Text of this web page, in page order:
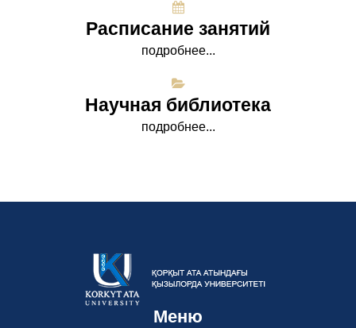
Расписание занятий
подробнее...
Научная библиотека
подробнее...
Меню